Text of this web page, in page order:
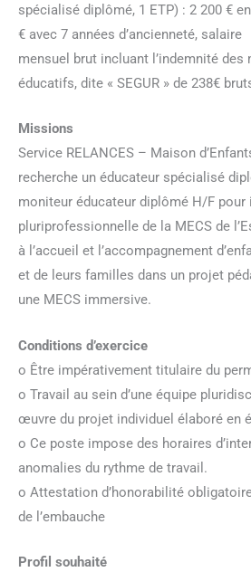
spécialisé diplômé, 1 ETP) : 2 200 €
€ avec 7 années d’ancienneté, salaire
mensuel brut incluant l’indemnité
éducatifs, dite « SEGUR » de 238€
Missions
Service RELANCES – Maison
recherche un éducateur spécialisé
moniteur éducateur diplômé H/F pour
pluriprofessionnelle de la MECS de
à l’accueil et l’accompagnement
et de leurs familles dans un projet
une MECS immersive.
Conditions d’exercice
o Être impérativement titulaire du
o Travail au sein d’une équipe
œuvre du projet individuel élaboré en
o Ce poste impose des horaires
anomalies du rythme de travail.
o Attestation d’honorabilité
de l’embauche
Profil souhaité